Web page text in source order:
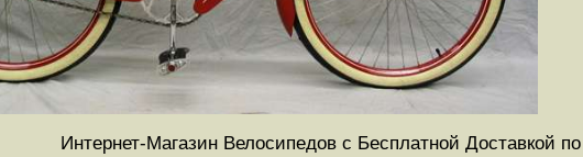
Интернет-Магазин Велосипедов с Бесплатной Доставкой по